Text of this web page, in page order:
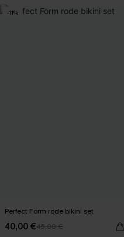
-11%
Perfect Form rode bikini set
40,00 €45,00 €
【AG18】2 met 10% korting